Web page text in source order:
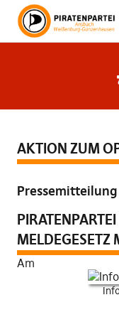
AKTION ZUM
MELDEGESETZ
Am